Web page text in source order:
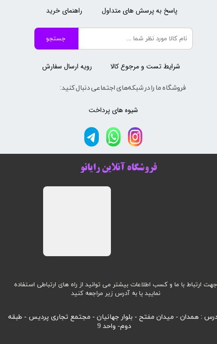
جهت ارتباط با ما و کسب اطلاعات بیشتر می توانید از راه های ارتباطی استفاده
نمایید یا به آدرس زیر مراجعه کنید
: همدان - میدان مفتح - بلوار جهانیان - مجتمع تجاری پردیس - طبقه
دوم- واحد 9
فروشگاه آنلاین رایانو
جستجو
فروشگاه ما را در شبکه‌های اجتماعی دنبال کنید:
رویه ارسال سفارش
راهنمای خرید
شیوه های پرداخت
پاسخ به پرسش های متداول
شرایط تست و مرجوع کالا